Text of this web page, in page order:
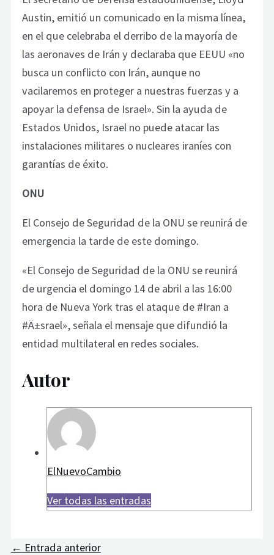
Austin, emitió un comunicado en la misma línea,
en el que celebraba el derribo de la mayoría de
las aeronaves de Irán y declaraba que EEUU «no
busca un conflicto con Irán, aunque no
vacilaremos en proteger a nuestras fuerzas y a
apoyar la defensa de Israel». Sin la ayuda de
Estados Unidos, Israel no puede atacar las
instalaciones militares o nucleares iraníes con
garantías de éxito.
ONU
El Consejo de Seguridad de la ONU se reunirá de
emergencia la tarde de este domingo.
«El Consejo de Seguridad de la ONU se reunirá
de urgencia el domingo 14 de abril a las 16:00
hora de Nueva York tras el ataque de #Iran a
#Ä±srael», señala el mensaje que difundió la
entidad multilateral en redes sociales.
Autor
ElNuevoCambio
Ver todas las entradas
← Entrada anterior